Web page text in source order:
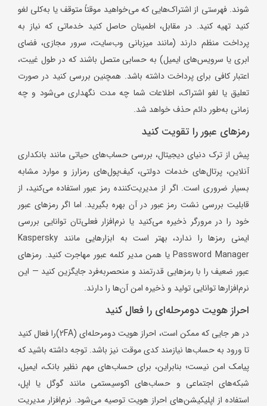
شوند. فهرستی از اشتراک‌هایی که می‌خواهید موقتاً متوقف یا به‌کلی لغو
کنید تهیه کنید. در مقابل، اطمینان حاصل کنید خدماتی که نیاز به
پرداخت منظم دارند (مانند میزبانی وب‌سایت، سرور مجازی، فضای
ابری یا سرویس‌های ایمیل) به حسابی متصل باشند که در طول غیبت،
اعتبار کافی برای پرداخت داشته باشد. همچنین بررسی کنید در صورت
تعلیق یا لغو اشتراک، اطلاعات شما چه مدت نگهداری می‌شود و چه
زمانی به‌طور دائم حذف خواهد شد.
رمزهای عبور را تقویت کنید
پیش از ترک دنیای دیجیتال، بررسی حساب‌های حیاتی مانند بانکداری
آنلاین، پرتال‌های خدمات دولتی، کیف‌پول‌های رمزارز و موارد مشابه
بسیار ضروری است. اگر از مدیریت‌کننده رمز عبور استفاده می‌کنید، از
قابلیت بررسی نشت رمز عبور در آن بهره بگیرید. اما اگر رمزهای عبور
خود را در مرورگر ذخیره می‌کنید یا نرم‌افزار فعلی‌تان توانایی بررسی
ایمنی رمزها را ندارد، بهتر است به ابزارهایی مانند Kaspersky
Password Manager یا همن مدیر کلمه عبور مهاجرت کنید. رمزهای
عبور ضعیف را با رمزهایی قدرتمند و منحصربه‌فرد جایگزین کنید — این
نرم‌افزارها توانایی تولید و ذخیره امن آن‌ها را دارند.
احراز هویت دومرحله‌ای را فعال کنید
در هر جایی که ممکن است، احراز هویت دومرحله‌ای (2FA)را فعال کنید
تا ورود به حساب‌ها نیازمند کدی موقت نیز باشد. توجه داشته باشید که
پیامک امن نیست؛ بنابراین، برای حساب‌های مهم نظیر بانک، ایمیل،
شبکه‌های اجتماعی و حساب‌های اکوسیستمی مانند گوگل یا اپل،
استفاده از اپلیکیشن‌های احراز هویت توصیه می‌شود. نرم‌افزار مدیریت